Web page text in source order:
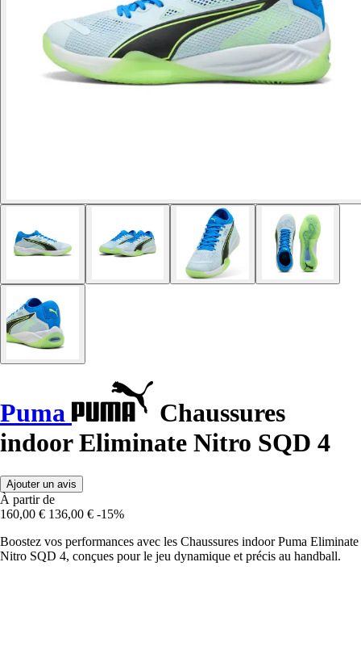
Puma
Chaussures
indoor Eliminate Nitro SQD 4
Ajouter un avis
À partir de
160,00 € 136,00 € -15%
Boostez vos performances avec les Chaussures indoor Puma Eliminate
Nitro SQD 4, conçues pour le jeu dynamique et précis au handball.